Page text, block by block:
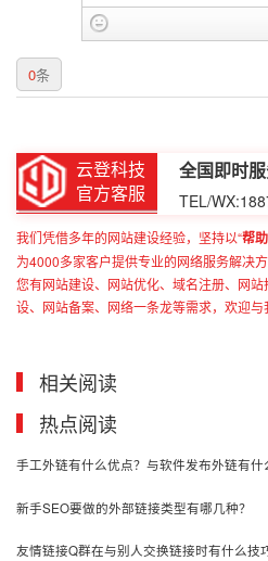
0条
云登科技
官方客服
全国即时
TEL/
我们凭借多年的网站建设经验，坚持以“帮
为4000多家客户提供专业的网络服务解决
您有网站建设、网站优化、域名注册、网
设、网站备案、网络一条龙等需求，欢迎与
相关阅读
热点阅读
手工外链有什么优点？与软件发布外链有什
新手SEO要做的外部链接类型有哪几种？
友情链接Q群在与别人交换链接时有什么技